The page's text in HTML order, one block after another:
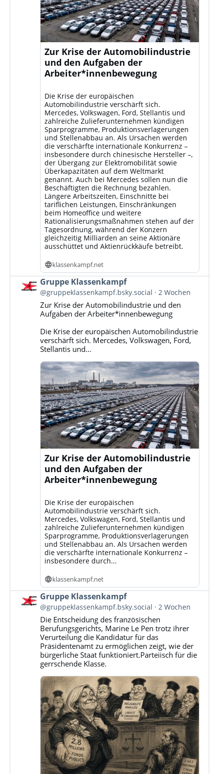
Zur Krise der Automobilindustrie
und den Aufgaben der
Arbeiter*innenbewegung
Die Krise der europäischen
Automobilindustrie verschärft sich.
Mercedes, Volkswagen, Ford, Stellantis und
zahlreiche Zulieferunternehmen kündigen
Sparprogramme, Produktionsverlagerungen
und Stellenabbau an. Als Ursachen werden
die verschärfte internationale Konkurrenz –
insbesondere durch chinesische Hersteller –,
der Übergang zur Elektromobilität sowie
Überkapazitäten auf dem Weltmarkt
genannt. Auch bei Mercedes sollen nun die
Beschäftigten die Rechnung bezahlen.
Längere Arbeitszeiten, Einschnitte bei
tariflichen Leistungen, Einschränkungen
beim Homeoffice und weitere
Rationalisierungsmaßnahmen stehen auf der
Tagesordnung, während der Konzern
gleichzeitig Milliarden an seine Aktionäre
ausschüttet und Aktienrückkäufe betreibt.
klassenkampf.net
Beitrag
von
Gruppe
Klassenkampf
Bluesky
ansehen
Gruppe Klassenkampf
@gruppeklassenkampf.bsky.social 2 Wochen
Zur Krise der Automobilindustrie und den
Aufgaben der Arbeiter*innenbewegung
Die Krise der europäischen Automobilindustrie
verschärft sich. Mercedes, Volkswagen, Ford,
Stellantis und...
Zur Krise der Automobilindustrie
und den Aufgaben der
Arbeiter*innenbewegung
Die Krise der europäischen
Automobilindustrie verschärft sich.
Mercedes, Volkswagen, Ford, Stellantis und
zahlreiche Zulieferunternehmen kündigen
Sparprogramme, Produktionsverlagerungen
und Stellenabbau an. Als Ursachen werden
die verschärfte internationale Konkurrenz –
insbesondere durch...
klassenkampf.net
Beitrag
von
Gruppe
Klassenkampf
Bluesky
ansehen
Gruppe Klassenkampf
@gruppeklassenkampf.bsky.social 2 Wochen
Die Entscheidung des französischen
Berufungsgerichts, Marine Le Pen trotz ihrer
Verurteilung die Kandidatur für das
Präsidentenamt zu ermöglichen zeigt, wie der
bürgerliche Staat funktioniert.Parteiisch für die
gerrschende Klasse.